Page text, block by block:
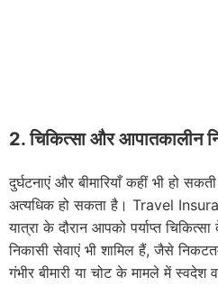
2. चिकित्सा और आपातकालीन
दुर्घटनाएं और बीमारियाँ कहीं भी हो
अत्यधिक हो सकता है। Travel
यात्रा के दौरान आपको पर्याप्त
निकासी सेवाएं भी शामिल हैं, जैसे
गंभीर बीमारी या चोट के मामले में स्वदेश